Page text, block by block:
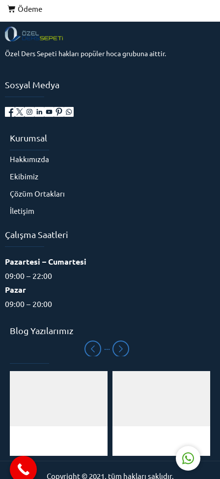
Ödeme
Özel Ders Sepeti hakları popüler hoca grubuna aittir.
Sosyal Medya
Kurumsal
Hakkımızda
Ekibimiz
Çözüm Ortakları
İletişim
Çalışma Saatleri
Pazartesi – Cumartesi
09:00 – 22:00
Pazar
09:00 – 20:00
Blog Yazılarımız
Copyright © 2021, tüm hakları saklıdır.
Eğitim Danışmanı